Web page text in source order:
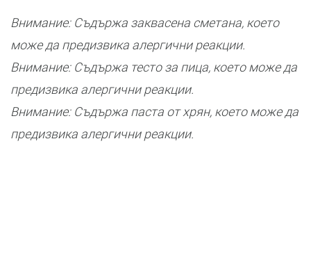
Внимание: Съдържа заквасена сметана, което
може да предизвика алергични реакции.
Внимание: Съдържа тесто за пица, което може да
предизвика алергични реакции.
Внимание: Съдържа паста от хрян, което може да
предизвика алергични реакции.